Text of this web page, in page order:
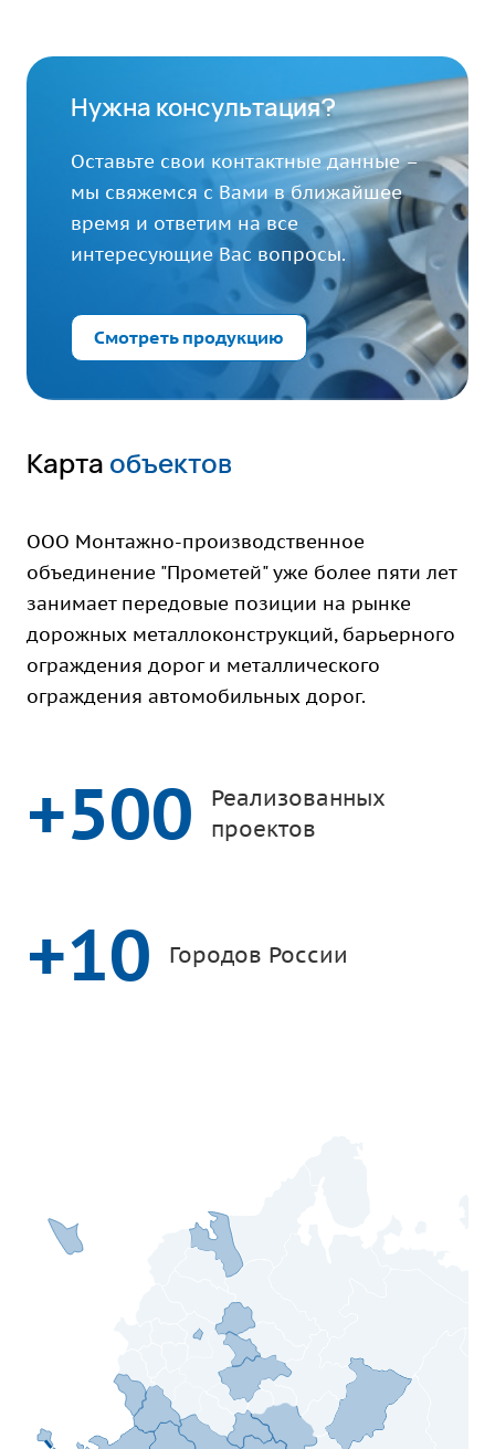
Нужна консультация?
Оставьте свои контактные данные –
мы свяжемся с Вами в ближайшее
время и ответим на все
интересующие Вас вопросы.
Смотреть продукцию
Карта объектов
ООО Монтажно-производственное
объединение "Прометей" уже более пяти лет
занимает передовые позиции на рынке
дорожных металлоконструкций, барьерного
ограждения дорог и металлического
ограждения автомобильных дорог.
+500
Реализованных
проектов
+10 Городов России